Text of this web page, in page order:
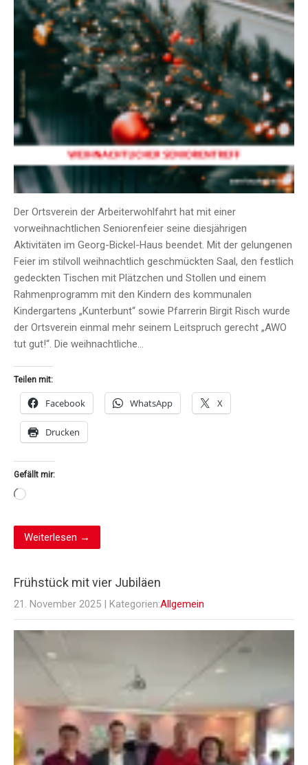
Der Ortsverein der Arbeiterwohlfahrt hat mit einer
vorweihnachtlichen Seniorenfeier seine diesjährigen
Aktivitäten im Georg-Bickel-Haus beendet. Mit der gelungenen
Feier im stilvoll weihnachtlich geschmückten Saal, den festlich
gedeckten Tischen mit Plätzchen und Stollen und einem
Rahmenprogramm mit den Kindern des kommunalen
Kindergartens „Kunterbunt“ sowie Pfarrerin Birgit Risch wurde
der Ortsverein einmal mehr seinem Leitspruch gerecht „AWO
tut gut!“. Die weihnachtliche…
Teilen mit:
Facebook WhatsApp X
Drucken
Gefällt mir:
Wird
Weiterlesen →
Frühstück mit vier Jubiläen
21. November 2025 | Kategorien:Allgemein